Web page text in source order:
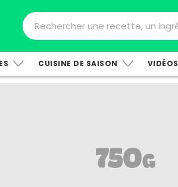
CUISINE DE SAISON VIDÉOS